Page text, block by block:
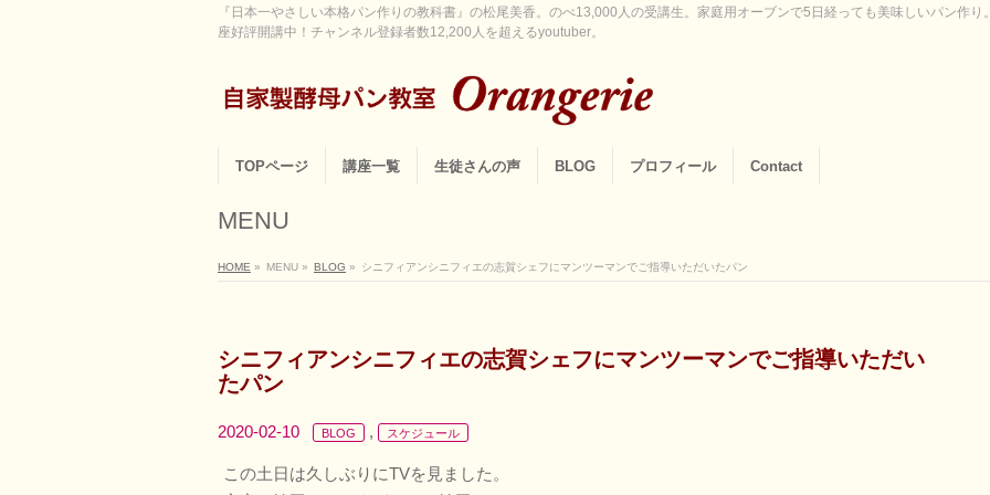
『日本一やさしい本格パン作りの教科書』の松尾美香。のべ13,000人の受講生。家庭用オーブンで5日経っても美味しいパン作
座好評開講中！チャンネル登録者数12,200人を超えるyoutuber。
TOPページ 講座一覧 生徒さんの声 BLOG プロフィール Contact
MENU
HOME » MENU » BLOG » シニフィアンシニフィエの志賀シェフにマンツーマンでご指導いただいたパン
シニフィアンシニフィエの志賀シェフにマンツーマンでご指導いただい
たパン
2020-02-10 BLOG , スケジュール
この土日は久しぶりにTVを見ました。